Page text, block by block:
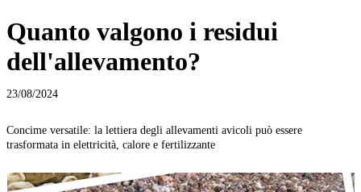
Quanto valgono i residui
dell'allevamento?
23/08/2024
Concime versatile: la lettiera degli allevamenti avicoli può essere
trasformata in elettricità, calore e fertilizzante